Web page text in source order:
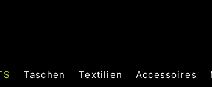
Taschen Textilien Accessoires